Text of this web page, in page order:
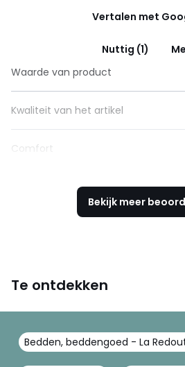
Vertalen met
Nuttig (1)
Waarde van product
Kwaliteit van het artikel
Comfort
Bekijk meer
Te ontdekken
Bedden, beddengoed - La